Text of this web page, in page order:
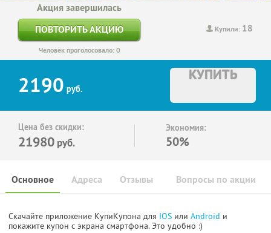
Купили: 18
Акция завершилась
ПОВТОРИТЬ АКЦИЮ
Человек проголосовало: 0
2190 руб.
КУПИТЬ
Цена без скидки:
21980 руб.
Экономия:
50%
Основное Отзывы Вопросы по акции
Адреса
Скачайте приложение КупиКупона для IOS или Android и
покажите купон с экрана смартфона. Это удобно :)